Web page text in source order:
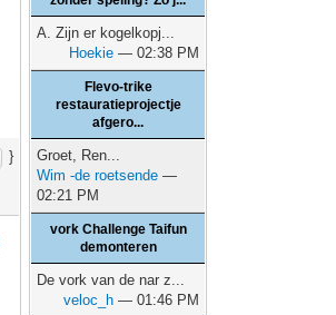
}
A. Zijn er kogelkopj...
Hoekie — 02:38 PM
Flevo-trike
restauratieprojectje
afgero...
Groet, Ren...
Wim -de roetsende —
02:21 PM
vork Challenge Taifun
demonteren
De vork van de nar z...
veloc_h — 01:46 PM